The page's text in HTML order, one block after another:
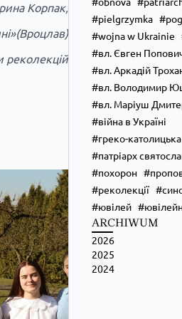
Корпак,
реколекцій
pielgrzymka
wojna w Ukrainie
вл. Євген
вл. Аркадій
вл. Володимир
вл. Маріуш
війна в Україні
греко-
патріарх
похорон
реколекції
ювілей
ARCHIWUM
2026
2025
2024